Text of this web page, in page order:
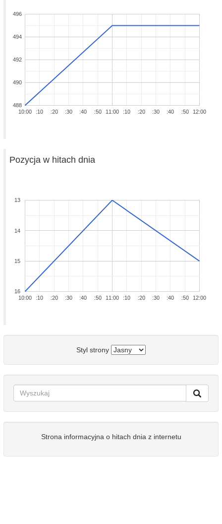
10:00 11:00 12:00
:10 :20 :30 :40 :50 :10 :20 :30 :40 :50
488
490
492
494
496
Pozycja w hitach dnia
10:00 11:00 12:00
:10 :20 :30 :40 :50 :10 :20 :30 :40 :50
13
14
15
16
Styl strony
Strona informacyjna o hitach dnia z internetu